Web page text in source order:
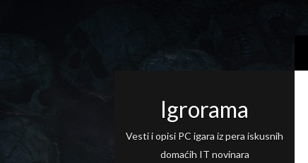
Igrorama
Vesti i opisi PC igara iz pera iskusnih
domaćih IT novinara